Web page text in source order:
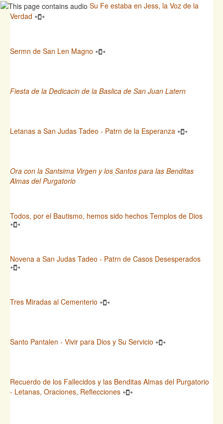
Su Fe estaba en Jess, la Voz de la
Verdad
Sermn de San Len Magno
Fiesta de la Dedicacin de la Baslica de San Juan Latern
Letanas a San Judas Tadeo - Patrn de la Esperanza
Ora con la Santsima Virgen y los Santos para las Benditas
Almas del Purgatorio
Todos, por el Bautismo, hemos sido hechos Templos de Dios
Novena a San Judas Tadeo - Patrn de Casos Desesperados
Tres Miradas al Cementerio
Santo Pantalen - Vivir para Dios y Su Servicio
Recuerdo de los Fallecidos y las Benditas Almas del Purgatorio
- Letanas, Oraciones, Reflecciones